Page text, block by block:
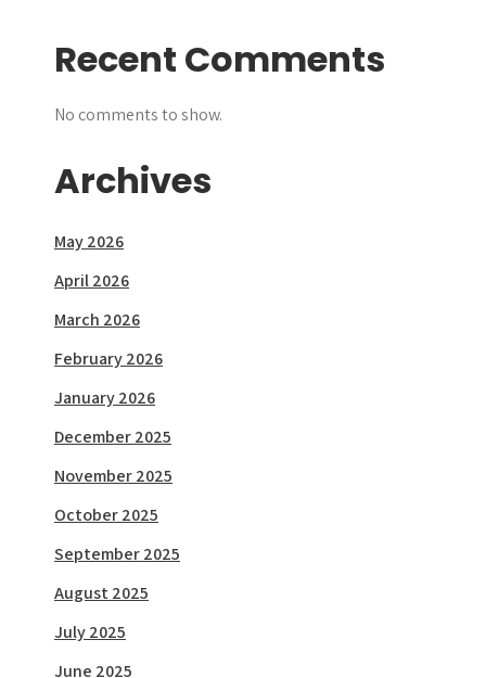
Recent Comments
No comments to show.
Archives
May 2026
April 2026
March 2026
February 2026
January 2026
December 2025
November 2025
October 2025
September 2025
August 2025
July 2025
June 2025